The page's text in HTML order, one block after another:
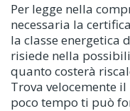
Per legge nella
necessaria la
la classe energetica
risiede nella
quanto costerà
Trova velocemente
poco tempo ti può